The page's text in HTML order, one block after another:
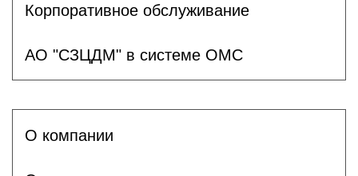
Корпоративное обслуживание
АО "СЗЦДМ" в системе ОМС
О компании